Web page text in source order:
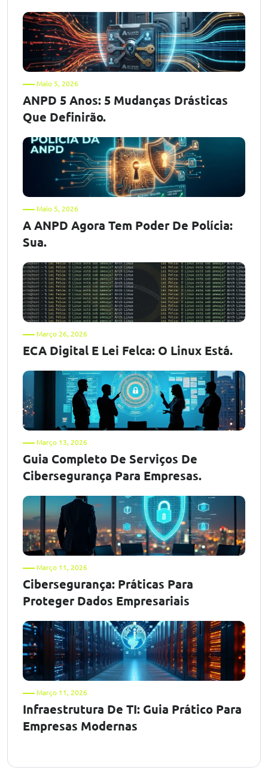
Maio 5, 2026
ANPD 5 Anos: 5 Mudanças Drásticas
Que Definirão.
Maio 5, 2026
A ANPD Agora Tem Poder De Polícia:
Sua.
Março 26, 2026
ECA Digital E Lei Felca: O Linux Está.
Março 13, 2026
Guia Completo De Serviços De
Cibersegurança Para Empresas.
Março 11, 2026
Cibersegurança: Práticas Para
Proteger Dados Empresariais
Março 11, 2026
Infraestrutura De TI: Guia Prático Para
Empresas Modernas